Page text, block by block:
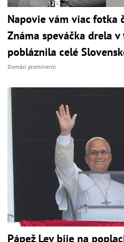
Napovie vám viac fotka
Známa speváčka drela
pobláznila celé
Domáci prominenti
Pápež Lev bije na